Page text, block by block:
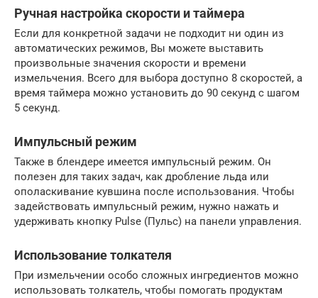
Ручная настройка скорости и таймера
Если для конкретной задачи не подходит ни один из
автоматических режимов, Вы можете выставить
произвольные значения скорости и времени
измельчения. Всего для выбора доступно 8 скоростей, а
время таймера можно установить до 90 секунд с шагом
5 секунд.
Импульсный режим
Также в блендере имеется импульсный режим. Он
полезен для таких задач, как дробление льда или
ополаскивание кувшина после использования. Чтобы
задействовать импульсный режим, нужно нажать и
удерживать кнопку Pulse (Пульс) на панели управления.
Использование толкателя
При измельчении особо сложных ингредиентов можно
использовать толкатель, чтобы помогать продуктам